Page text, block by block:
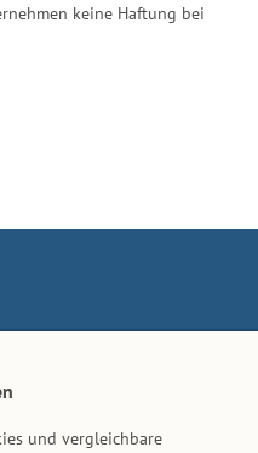
keine Haftung bei
und vergleichbare